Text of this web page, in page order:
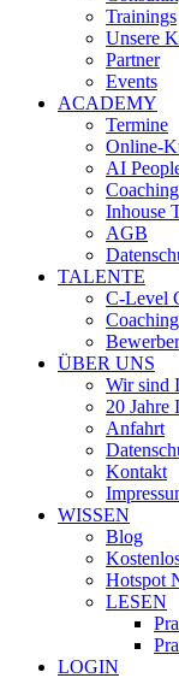
Trainings
Unsere
Partner
Events
ACADEMY
Termine
Online-
AI
Coaching
Inhouse
AGB
TALENTE
C-Level
Coaching
Bewerber
ÜBER UNS
Wir sind
20 Jahre
Anfahrt
Kontakt
WISSEN
Blog
Hotspot
LESEN
LOGIN